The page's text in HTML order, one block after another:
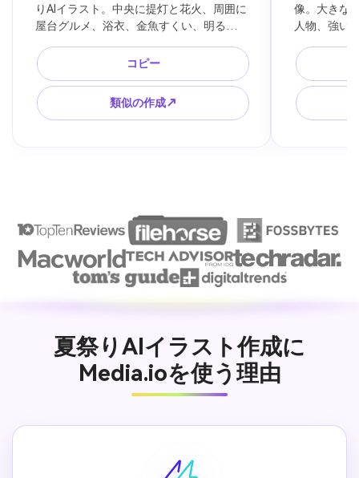
りAIイラスト。中央に提灯と花火、周囲に
屋台グルメ、浴衣、金魚すくい、明るく
ーン画像に合うデザイン、文字を入れや
すい余白。
コピー
類似の作成↗
像。大きな
人物、強い
余白、旅行
合う横長デ
夏祭りAIイラスト作成に
Media.ioを使う理由